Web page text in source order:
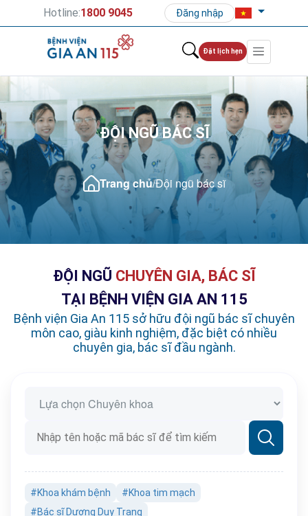
Hotline:1800 9045 Đăng nhập
Đặt lịch hẹn
ĐỘI NGŨ BÁC SĨ
Trang chủ/Đội ngũ bác sĩ
ĐỘI NGŨ CHUYÊN GIA, BÁC SĨ
TẠI BỆNH VIỆN GIA AN 115
Bệnh viện Gia An 115 sở hữu đội ngũ bác sĩ chuyên
môn cao, giàu kinh nghiệm, đặc biệt có nhiều
chuyên gia, bác sĩ đầu ngành.
#Khoa khám bệnh
#Khoa tim mạch
#Bác sĩ Dương Duy Trang